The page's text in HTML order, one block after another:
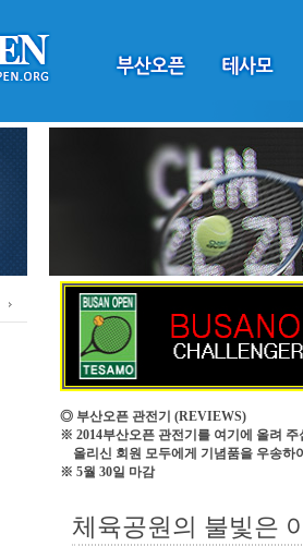
◎ 부산오픈 관전기 (REVIEWS)
※ 2014부산오픈 관전기를 여기에 올려 주
올리신 회원 모두에게 기념품을 우송하
※ 5월 30일 마감
체육공원의 불빛은